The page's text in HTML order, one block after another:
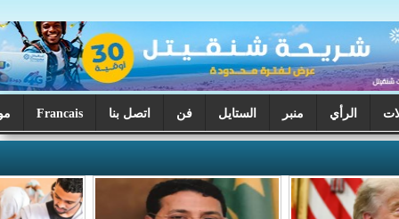
الستايل فن اتصل بنا Francais موريتانيا اليوم